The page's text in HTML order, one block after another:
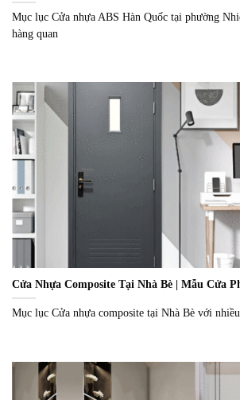
Mục lục Cửa nhựa ABS Hàn Quốc tại phường
hàng quan
Cửa Nhựa Composite Tại Nhà Bè | Mẫu Cửa
Mục lục Cửa nhựa composite tại Nhà Bè với